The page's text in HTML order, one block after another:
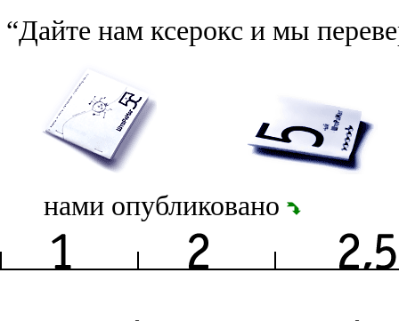
“Дайте нам ксерокс и мы
нами опубликовано